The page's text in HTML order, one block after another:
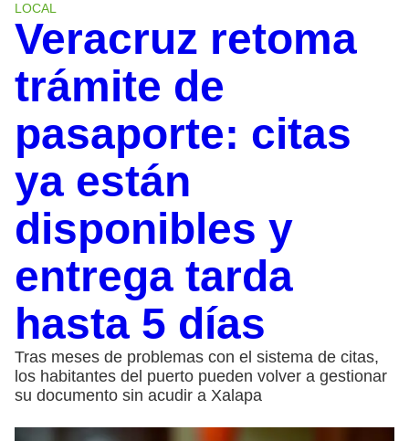
LOCAL
Veracruz retoma
trámite de
pasaporte: citas
ya están
disponibles y
entrega tarda
hasta 5 días
Tras meses de problemas con el sistema de citas,
los habitantes del puerto pueden volver a gestionar
su documento sin acudir a Xalapa